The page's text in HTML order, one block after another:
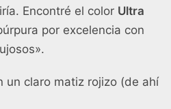
Encontré el color Ultra
por excelencia con
un claro matiz rojizo (de ahí